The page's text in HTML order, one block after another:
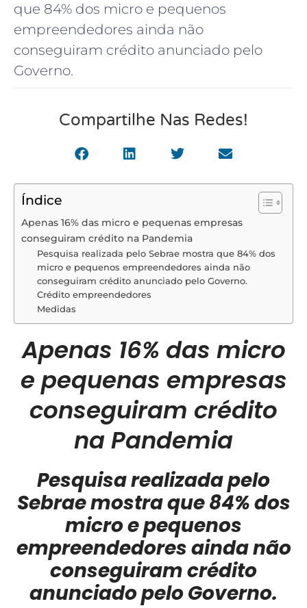
que 84% dos micro e pequenos
empreendedores ainda não
conseguiram crédito anunciado pelo
Governo.
Compartilhe Nas Redes!
Índice
Apenas 16% das micro e pequenas empresas
conseguiram crédito na Pandemia
Pesquisa realizada pelo Sebrae mostra que 84% dos
micro e pequenos empreendedores ainda não
conseguiram crédito anunciado pelo Governo.
Crédito empreendedores
Medidas
Apenas 16% das micro
e pequenas empresas
conseguiram crédito
na Pandemia
Pesquisa realizada pelo
Sebrae mostra que 84% dos
micro e pequenos
empreendedores ainda não
conseguiram crédito
anunciado pelo Governo.